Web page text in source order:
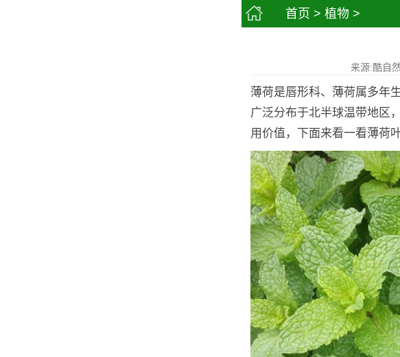
首页 > 植物 >
来源:酷自
薄荷是唇形科、薄荷属多年
广泛分布于北半球温带地区
用价值，下面来看一看薄荷